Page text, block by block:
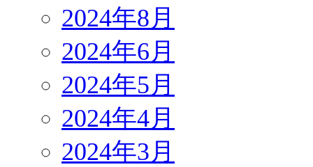
2024年8月
2024年6月
2024年5月
2024年4月
2024年3月